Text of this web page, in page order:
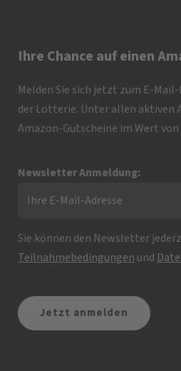
Ihre Chance auf einen
Melden Sie sich jetzt zum E-
der Lotterie. Unter allen aktiven
Amazon-Gutscheine im Wert von
Newsletter Anmeldung:
Sie können den Newsletter
Teilnahmebedingungen und